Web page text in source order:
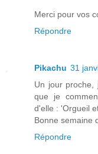
Merci pour vos
Répondre
Pikachu 31
Un jour proche,
que je
d'elle : 'Orgueil
Bonne semaine
Répondre